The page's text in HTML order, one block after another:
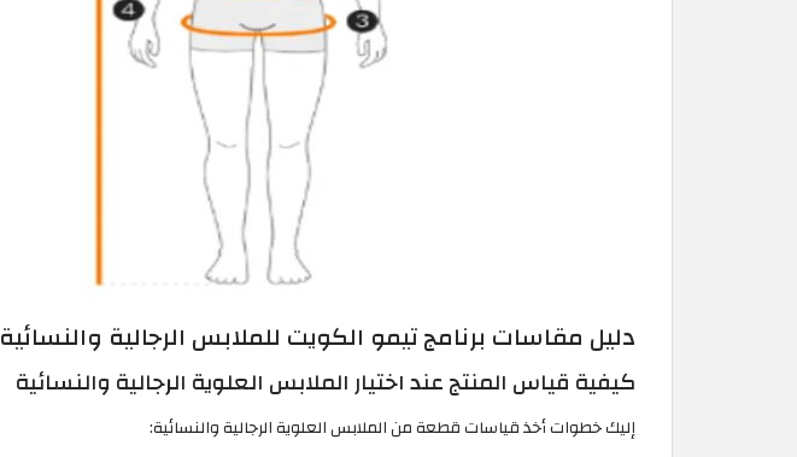
دليل مقاسات برنامج تيمو الكويت للملابس الرجالية والنسائية
كيفية قياس المنتج عند اختيار الملابس العلوية الرجالية والنسائية
إليك خطوات أخذ قياسات قطعة من الملابس العلوية الرجالية والنسائية: